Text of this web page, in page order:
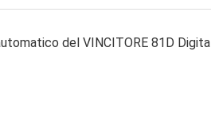
del VINCITORE 81D Digital